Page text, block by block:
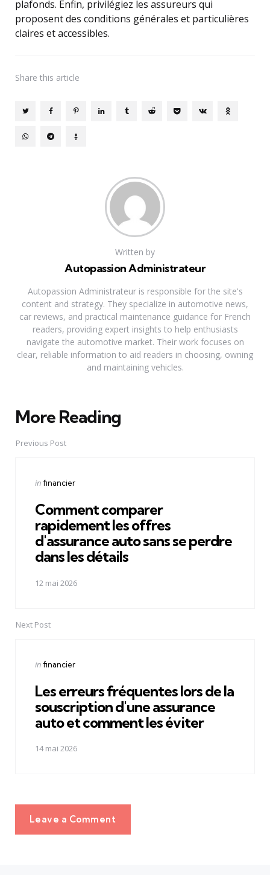
plafonds. Enfin, privilégiez les assureurs qui
proposent des conditions générales et particulières
claires et accessibles.
Share this article
Written by
Autopassion Administrateur
Autopassion Administrateur is responsible for the site's
content and strategy. They specialize in automotive news,
car reviews, and practical maintenance guidance for French
readers, providing expert insights to help enthusiasts
navigate the automotive market. Their work focuses on
clear, reliable information to aid readers in choosing, owning
and maintaining vehicles.
More Reading
Post
navigation
Previous Post
Posted
infinancier
Comment comparer
rapidement les offres
d'assurance auto sans se perdre
dans les détails
12 mai 2026
Next Post
Posted
infinancier
Les erreurs fréquentes lors de la
souscription d'une assurance
auto et comment les éviter
14 mai 2026
Leave a Comment